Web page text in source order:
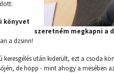
könyvet
szeretném megkapni a
a dzsinn!
után kiderült, ezt a csoda
de hopp - mint ahogy a mesében